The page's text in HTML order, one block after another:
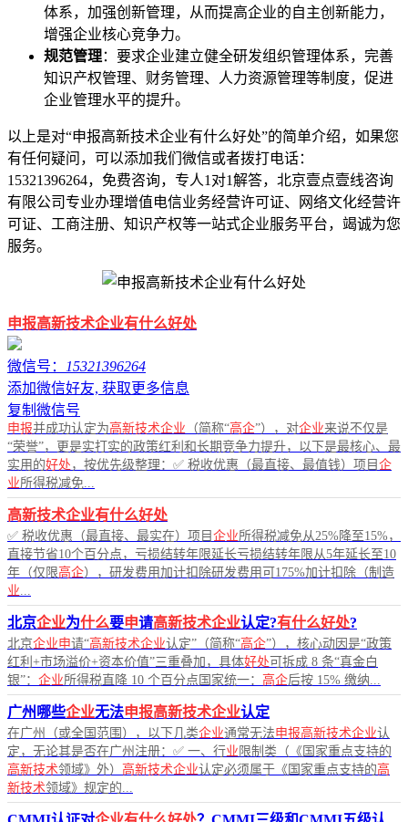
体系，加强创新管理，从而提高企业的自主创新能力，
增强企业核心竞争力。
规范管理：要求企业建立健全研发组织管理体系，完善
知识产权管理、财务管理、人力资源管理等制度，促进
企业管理水平的提升。
以上是对“申报高新技术企业有什么好处”的简单介绍，如果您
有任何疑问，可以添加我们微信或者拨打电话：
15321396264，免费咨询，专人1对1解答，北京壹点壹线咨询
有限公司专业办理增值电信业务经营许可证、网络文化经营许
可证、工商注册、知识产权等一站式企业服务平台，竭诚为您
服务。
申报高新技术企业有什么好处
微信号：
15321396264
添加微信好友, 获取更多信息
复制微信号
申报并成功认定为高新技术企业 （简称“高企”），对企业来说不仅是
“荣誉”，更是实打实的政策红利和长期竞争力提升，以下是最核心、最
实用的好处 ，按优先级整理：✅ 税收优惠（最直接、最值钱）项目 企
业所得税减免...
高新技术企业有什么好处
✅ 税收优惠（最直接、最实在）项目 企业所得税减免从25%降至15%，
直接节省10个百分点，亏损结转年限延长亏损结转年限从5年延长至10
年（仅限高企），研发费用加计扣除研发费用可175%加计扣除（制造
业...
北京企业为什么要申请高新技术企业认定?有什么好处?
北京企业申请“高新技术企业认定”（简称“高企”），核心动因是“政策
红利+市场溢价+资本价值”三重叠加，具体好处 可拆成 8 条“真金白
银”： 企业所得税直降 10 个百分点国家统一： 高企后按 15% 缴纳...
广州哪些企业无法申报高新技术企业认定
在广州（或全国范围），以下几类企业通常无法申报高新技术企业认
定，无论其是否在广州注册：✅ 一、行业 限制类（《国家重点支持的
高新技术领域》外） 高新技术企业认定必须属于《国家重点支持的高
新技术领域》规定的...